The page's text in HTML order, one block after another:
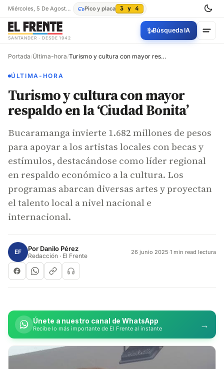
Miércoles, 5 De Agosto De 2026 Pico y placa 3 y 4
SANTANDER · DESDE 1942
✨Búsqueda IA
Portada/Última-hora/ Turismo y cultura con mayor respaldo en la ‘Ciudad Bonita’
ÚLTIMA-HORA
Turismo y cultura con mayor
respaldo en la ‘Ciudad Bonita’
Bucaramanga invierte 1.682 millones de pesos
para apoyar a los artistas locales con becas y
estímulos, destacándose como líder regional
en respaldo económico a la cultura. Los
programas abarcan diversas artes y proyectan
el talento local a nivel nacional e
internacional.
EF Por Danilo Pérez
Redacción · El Frente 26 junio 2025·1 min read lectura
Únete a nuestro canal de WhatsApp
Recibe lo más importante de El Frente al instante →